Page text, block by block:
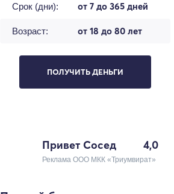
Срок (дни): от 7 до 365 дней
Возраст: от 18 до 80 лет
ПОЛУЧИТЬ ДЕНЬГИ
Привет Сосед 4,0
Реклама ООО МКК «Триумвират»